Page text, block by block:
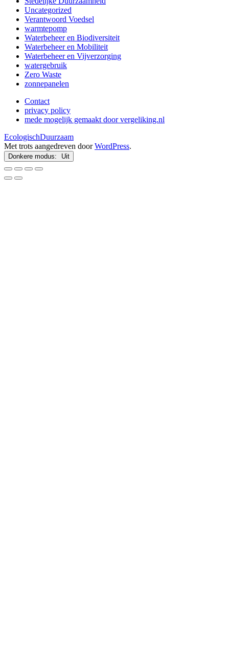
Uncategorized
Verantwoord Voedsel
warmtepomp
Waterbeheer en Biodiversiteit
Waterbeheer en Mobiliteit
Waterbeheer en Vijverzorging
watergebruik
Zero Waste
zonnepanelen
Contact
privacy policy
mede mogelijk gemaakt door vergeliking.nl
EcologischDuurzaam
Met trots aangedreven doorWordPress.
Donkere modus: